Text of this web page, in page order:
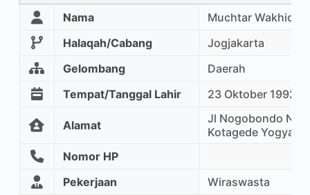
Nama
Muchtar Wakhid
Halaqah/Cabang
Jogjakarta
Gelombang
Daerah
Tempat/Tanggal Lahir
23 Oktober 1992
Alamat
Jl Nogobondo
Kotagede
Nomor HP
Pekerjaan
Wiraswasta